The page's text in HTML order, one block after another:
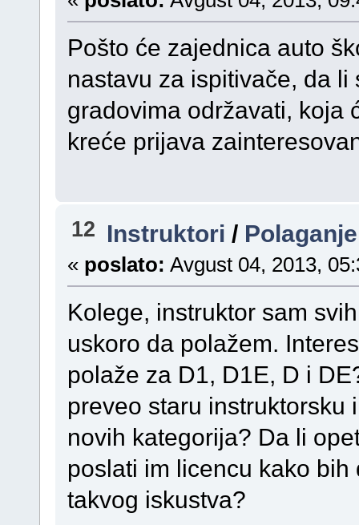
Pošto će zajednica auto
nastavu za ispitivače, da
gradovima održavati, koja
kreće prijava
12 Instruktori /
« poslato: Avgust 04, 2013,
Kolege, instruktor sam
uskoro da polažem.
polaže za D1, D1E, D i
preveo staru instruktorsku
novih kategorija? Da li
poslati im licencu kako
takvog iskustva?